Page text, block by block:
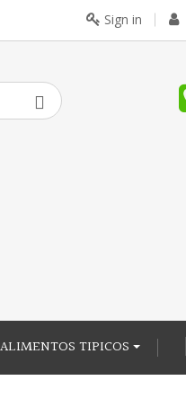
Sign in
ALIMENTOS TIPICOS